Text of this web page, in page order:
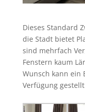
Dieses Standard
die Stadt bietet
sind mehrfach
Fenstern kaum
Wunsch kann ein
Verfügung